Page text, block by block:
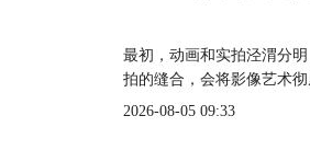
最初，动画和实拍泾渭分
拍的缝合，会将影像艺术彻
2026-08-05 09:33